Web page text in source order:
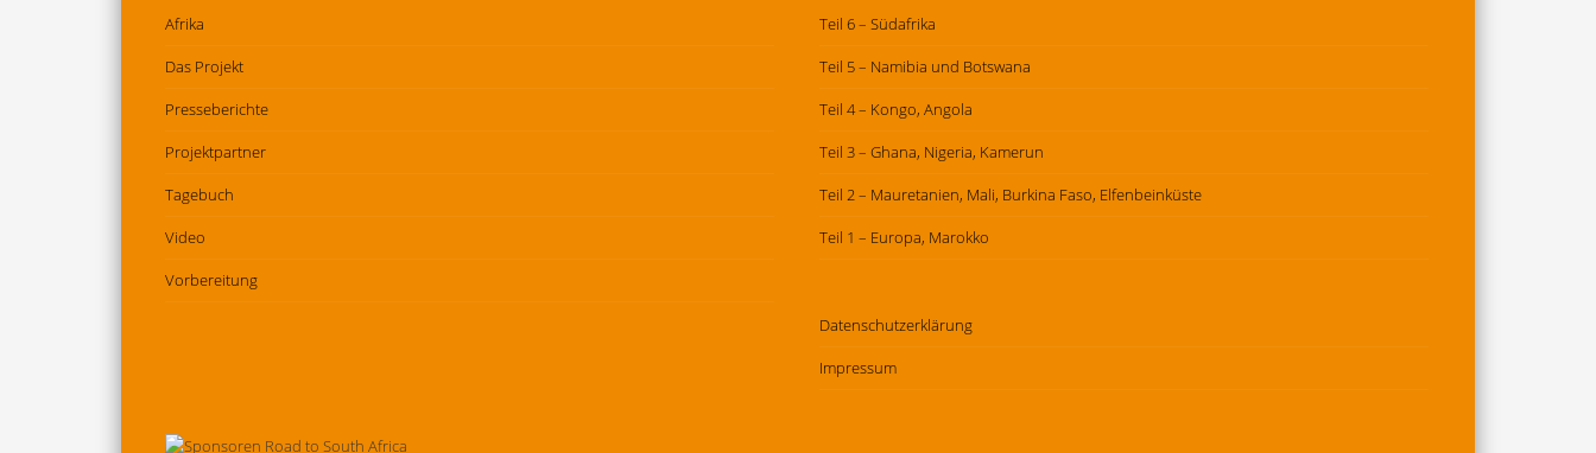
Afrika
Das Projekt
Presseberichte
Projektpartner
Tagebuch
Video
Vorbereitung
Teil 6 – Südafrika
Teil 5 – Namibia und Botswana
Teil 4 – Kongo, Angola
Teil 3 – Ghana, Nigeria, Kamerun
Teil 2 – Mauretanien, Mali, Burkina Faso, Elfenbeinküste
Teil 1 – Europa, Marokko
Datenschutz­erklärung
Impressum